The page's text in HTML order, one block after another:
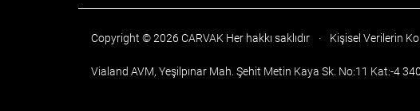
Copyright © 2026 CARVAK Her hakkı saklıdır · Kişisel Verilerin
Vialand AVM, Yeşilpınar Mah. Şehit Metin Kaya Sk. No:11 Kat:-4